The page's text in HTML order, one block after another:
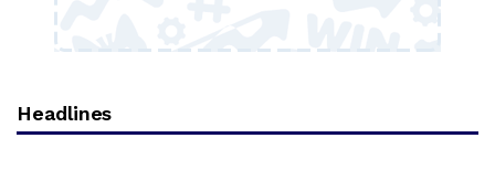
Headlines